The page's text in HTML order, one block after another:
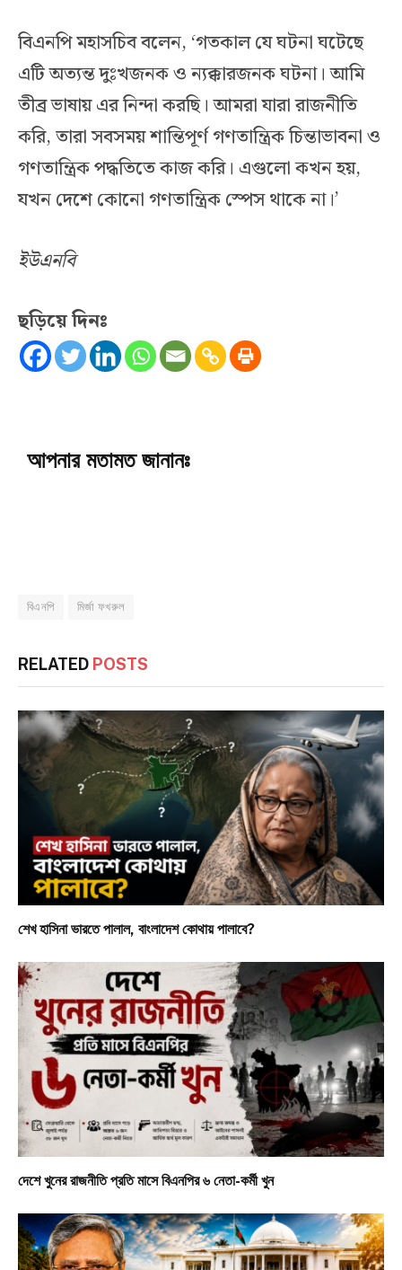
বিএনপি মহাসচিব বলেন, ‘গতকাল যে ঘটনা ঘটেছে
এটি অত্যন্ত দুঃখজনক ও ন্যক্কারজনক ঘটনা। আমি
তীব্র ভাষায় এর নিন্দা করছি। আমরা যারা রাজনীতি
করি, তারা সবসময় শান্তিপূর্ণ গণতান্ত্রিক চিন্তাভাবনা ও
গণতান্ত্রিক পদ্ধতিতে কাজ করি। এগুলো কখন হয়,
যখন দেশে কোনো গণতান্ত্রিক স্পেস থাকে না।’
ইউএনবি
ছড়িয়ে দিনঃ
আপনার মতামত জানানঃ
বিএনপি মির্জা ফখরুল
RELATED POSTS
শেখ হাসিনা ভারতে পালাল, বাংলাদেশ কোথায় পালাবে?
দেশে খুনের রাজনীতি প্রতি মাসে বিএনপির ৬ নেতা-কর্মী খুন